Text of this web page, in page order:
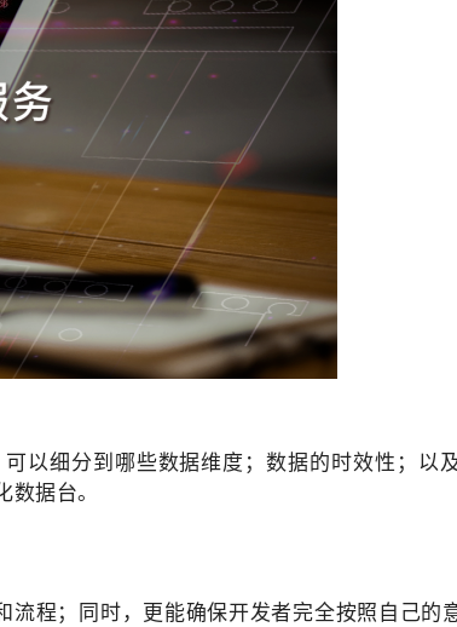
以细分到哪些数据维度；数据的时效性；以
据台。
程；同时，更能确保开发者完全按照自己的